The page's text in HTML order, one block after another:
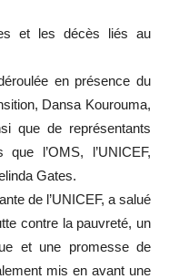
et les décès liés au
en présence du
Dansa Kourouma,
que de représentants
que l’OMS, l’UNICEF,
Gates.
de l’UNICEF, a salué
contre la pauvreté, un
et une promesse de
mis en avant une